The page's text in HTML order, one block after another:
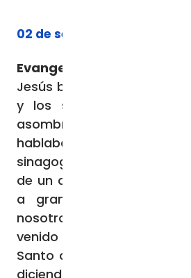
02 de septiembre de 2025
Evangelio (
Jesús bajó a Cafarnaúm,
y los sábados les
asombrados de su
hablaba con
sinagoga un hombre que
de un demonio inmundo, y
a grandes voces: «¡Ah!
nosotros contigo, Jesús
venido a destruirnos? Sé
Santo de Dios». Jesús
diciendo: «Cállate, y sal de